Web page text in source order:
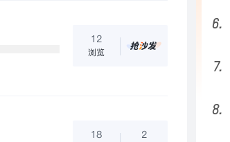
12
浏览
18 2
6.
7.
8.